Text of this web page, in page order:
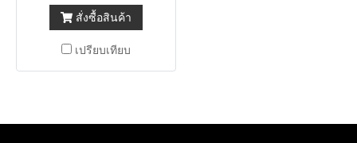
สั่งซื้อสินค้า
เปรียบเทียบ